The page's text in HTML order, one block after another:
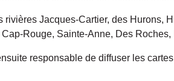
rivières Jacques-Cartier, des Hurons,
Rouge, Sainte-Anne, Des
responsable de diffuser les